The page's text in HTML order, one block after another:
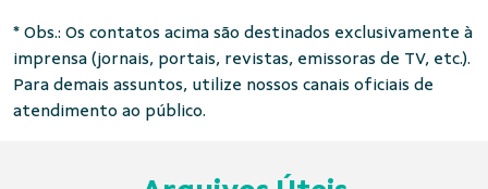
* Obs.: Os contatos acima são destinados exclusivamente à
imprensa (jornais, portais, revistas, emissoras de TV, etc.).
Para demais assuntos, utilize nossos canais oficiais de
atendimento ao público.